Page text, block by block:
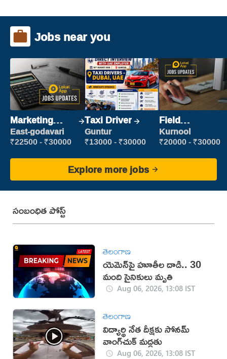
Jobs near you
Marketing
Executive
East-godavari
₹22500 - ₹30000
Taxi Driver
Guntur
₹13000 - ₹30000
Field
Marketing
Executive
Kurnool
₹20000 - ₹30000
Explore more jobs
సంబంధిత పోస్ట్
తెలంగాణ
యెమెన్‌పై హూతీల దాడి.. 30
మంది సైనికులు మృతి
Aug 06, 2026, 13:08 IST
తెలంగాణ
విద్యార్థి నేత దీక్షకు సోనమ్
వాంగ్‌చుక్ మద్దతు
Aug 06, 2026, 13:08 IST